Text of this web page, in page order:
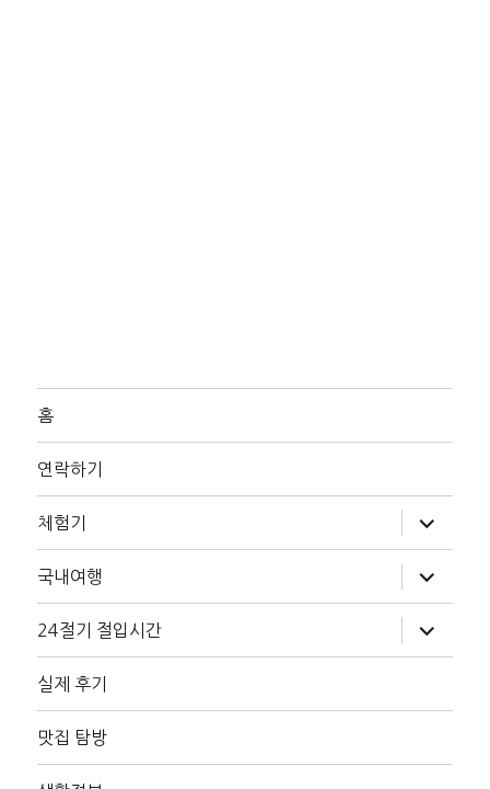
홈
연락하기
체험기
위
메
확
장
국내여행
위
메
확
장
24절기 절입시간
위
메
장
실제 후기
맛집 탐방